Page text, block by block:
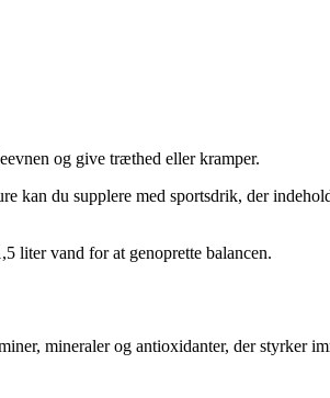
og give træthed eller kramper.
kan du supplere med sportsdrik, der
liter vand for at genoprette balancen.
mineraler og antioxidanter, der styrker